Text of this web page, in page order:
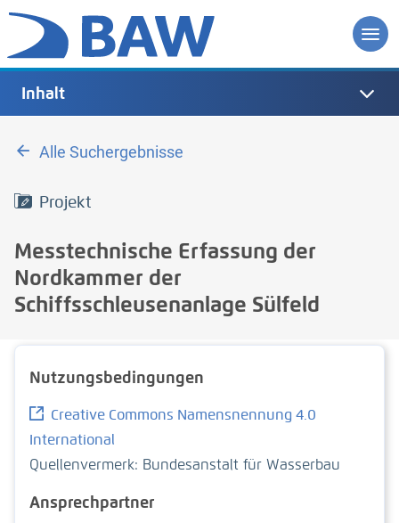
Alle Suchergebnisse
Projekt
Messtechnische Erfassung der
Nordkammer der
Schiffsschleusenanlage Sülfeld
Inhalt
Nutzungs­bedingun­gen
Creative Commons Namensnennung 4.0
International
Quellenvermerk: Bundesanstalt für Wasserbau
Ansprechpartner